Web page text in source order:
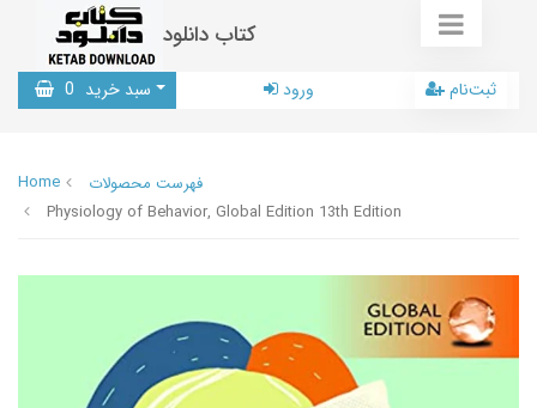
کتاب دانلود
سبد خرید 0 ورود ثبت‌نام
Home
فهرست محصولات
Physiology of Behavior, Global Edition 13th Edition